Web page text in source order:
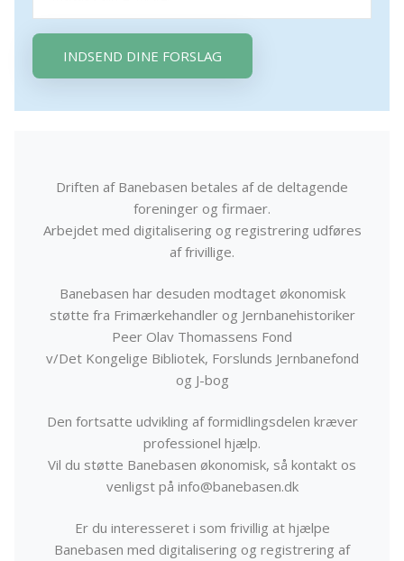
INDSEND DINE FORSLAG
Driften af Banebasen betales af de deltagende
foreninger og firmaer.
Arbejdet med digitalisering og registrering udføres
af frivillige.
Banebasen har desuden modtaget økonomisk
støtte fra Frimærkehandler og Jernbanehistoriker
Peer Olav Thomassens Fond
v/Det Kongelige Bibliotek, Forslunds Jernbanefond
og J-bog
Den fortsatte udvikling af formidlingsdelen kræver
professionel hjælp.
Vil du støtte Banebasen økonomisk, så kontakt os
venligst på info@banebasen.dk
Er du interesseret i som frivillig at hjælpe
Banebasen med digitalisering og registrering af